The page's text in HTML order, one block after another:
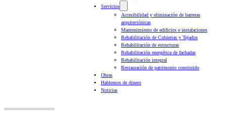
Servicios
Accesibilidad y eliminación de barreras
arquitectónicas
Mantenimiento de edificios e instalaciones
Rehabilitación de Cubiertas y Tejados
Rehabilitación de estructuras
Rehabilitación energética de fachadas
Rehabilitación integral
Restauración de patrimonio construido
Obras
Hablemos de dinero
Noticias